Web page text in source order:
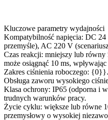
Kluczowe parametry wydajności
Kompatybilność napięcia: DC
przemyśle), AC 220 V
Czas reakcji: mniejszy lub
może osiągnąć 10 ms,
Zakres ciśnienia roboczego:
Obsługa zaworu wysokiego
Klasa ochrony: IP65 (odporna i
trudnych warunków pracy.
Życie cyklu: większe lub równe
przemysłowy o wysokiej